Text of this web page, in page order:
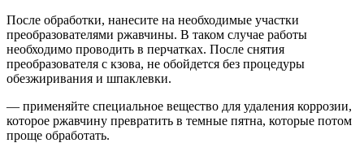
После обработки, нанесите на необходимые участки
преобразователями ржавчины. В таком случае работы
необходимо проводить в перчатках. После снятия
преобразователя с кзова, не обойдется без процедуры
обезжиривания и шпаклевки.
— применяйте специальное вещество для удаления коррозии,
которое ржавчину превратить в темные пятна, которые потом
проще обработать.